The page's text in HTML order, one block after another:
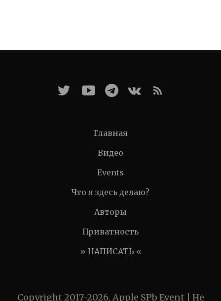
Главная
Видео
Events
Что я здесь делаю?
Авторы
Приватность
» НАПИСАТЬ «
Copyright 2017-2026, Apple SPb Event | Не